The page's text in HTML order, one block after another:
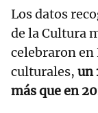
Los datos
de la Cultura
celebraron en
culturales, un
más que en